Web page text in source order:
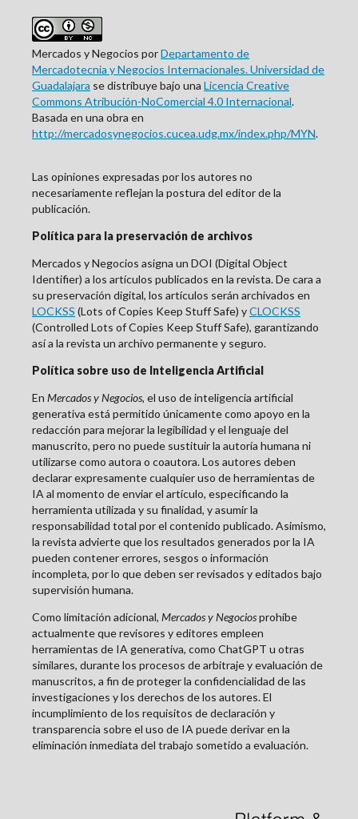
Mercados y Negocios porDepartamento de
Mercadotecnia y Negocios Internacionales. Universidad de
Guadalajara se distribuye bajo una Licencia Creative
Commons Atribución-NoComercial 4.0 Internacional.
Basada en una obra en
http://mercadosynegocios.cucea.udg.mx/index.php/MYN.
Las opiniones expresadas por los autores no
necesariamente reflejan la postura del editor de la
publicación.
Política para la preservación de archivos
Mercados y Negocios asigna un DOI (Digital Object
Identifier) a los artículos publicados en la revista. De cara a
su preservación digital, los artículos serán archivados en
LOCKSS (Lots of Copies Keep Stuff Safe) yCLOCKSS
(Controlled Lots of Copies Keep Stuff Safe), garantizando
así a la revista un archivo permanente y seguro.
Política sobre uso de Inteligencia Artificial
En Mercados y Negocios, el uso de inteligencia artificial
generativa está permitido únicamente como apoyo en la
redacción para mejorar la legibilidad y el lenguaje del
manuscrito, pero no puede sustituir la autoría humana ni
utilizarse como autora o coautora. Los autores deben
declarar expresamente cualquier uso de herramientas de
IA al momento de enviar el artículo, especificando la
herramienta utilizada y su finalidad, y asumir la
responsabilidad total por el contenido publicado. Asimismo,
la revista advierte que los resultados generados por la IA
pueden contener errores, sesgos o información
incompleta, por lo que deben ser revisados y editados bajo
supervisión humana.
Como limitación adicional, Mercados y Negociosprohíbe
actualmente que revisores y editores empleen
herramientas de IA generativa, como ChatGPT u otras
similares, durante los procesos de arbitraje y evaluación de
manuscritos, a fin de proteger la confidencialidad de las
investigaciones y los derechos de los autores. El
incumplimiento de los requisitos de declaración y
transparencia sobre el uso de IA puede derivar en la
eliminación inmediata del trabajo sometido a evaluación.